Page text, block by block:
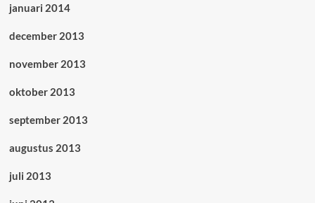
januari 2014
december 2013
november 2013
oktober 2013
september 2013
augustus 2013
juli 2013